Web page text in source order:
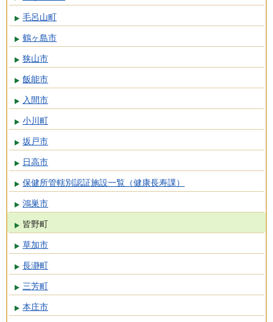
毛呂山町
鶴ヶ島市
狭山市
飯能市
入間市
小川町
坂戸市
日高市
保健所管轄別認証施設一覧（健康長寿課）
鴻巣市
皆野町
草加市
長瀞町
三芳町
本庄市